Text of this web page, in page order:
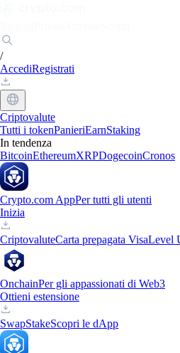
/
AccediRegistrati
Criptovalute
Tutti i tokenPanieriEarnStaking
In tendenza
BitcoinEthereumXRPDogecoinCronos
Crypto.com AppPer tutti gli utenti
Inizia
CriptovaluteCarta prepagata VisaLevel
OnchainPer gli appassionati di Web3
Ottieni estensione
SwapStakeScopri le dApp